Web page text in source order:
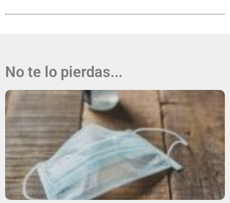
No te lo pierdas...